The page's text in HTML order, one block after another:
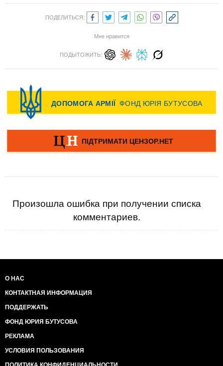
ПОДЕЛИТЬСЯ:
Мне нравится
ПОДЫТОЖИТЬ:
Произошла ошибка при получении списка
комментариев.
О НАС
КОНТАКТНАЯ ИНФОРМАЦИЯ
ПОДДЕРЖАТЬ
ФОНД ЮРИЯ БУТУСОВА
РЕКЛАМА
УСЛОВИЯ ПОЛЬЗОВАНИЯ